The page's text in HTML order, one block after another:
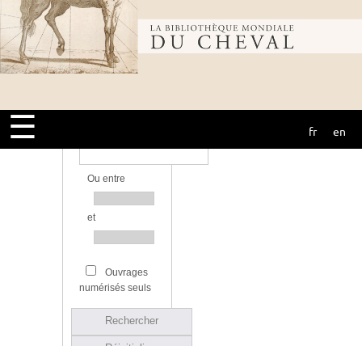
Bibliothèque
mondiale du
cheval
☰ fr en
Bibliothèque
Ou entre
et
Ouvrages
numérisés seuls
Rechercher